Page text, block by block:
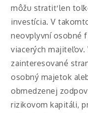
môžu stratiť len
investícia. V
neovplyvní osobné
viacerých
zainteresované
osobný majetok
obmedzenej
rizikovom kapitáli,